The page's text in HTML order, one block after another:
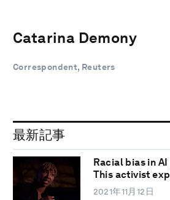
Catarina Demony
Correspondent, Reuters
最新記事
Racial bias in
This activist
2021年11月12日